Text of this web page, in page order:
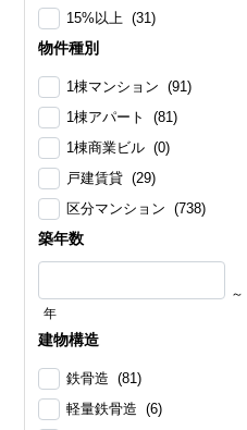
15%以上 (31)
物件種別
1棟マンション (91)
1棟アパート (81)
1棟商業ビル (0)
戸建賃貸 (29)
区分マンション (738)
築年数
年
～
建物構造
鉄骨造 (81)
軽量鉄骨造 (6)